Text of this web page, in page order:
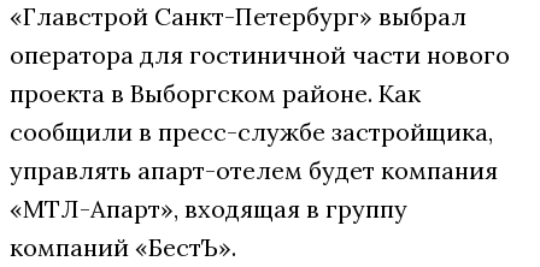
«Главстрой Санкт-Петербург» выбрал
оператора для гостиничной части нового
проекта в Выборгском районе. Как
сообщили в пресс-службе застройщика,
управлять апарт-отелем будет компания
«МТЛ-Апарт», входящая в группу
компаний «БестЪ».